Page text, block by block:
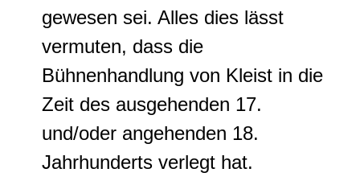
gewesen sei. Alles dies lässt
vermuten, dass die
Bühnenhandlung von Kleist in die
Zeit des ausgehenden 17.
und/oder angehenden 18.
Jahrhunderts verlegt hat.